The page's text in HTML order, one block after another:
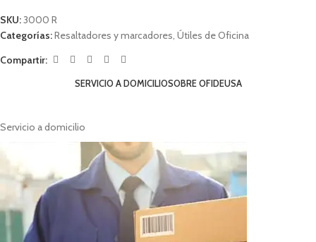
SKU:3000 R
Categorías:Resaltadores y marcadores, Útiles de Oficina
Compartir:
SERVICIO A DOMICILIOSOBRE OFIDEUSA
Servicio a domicilio